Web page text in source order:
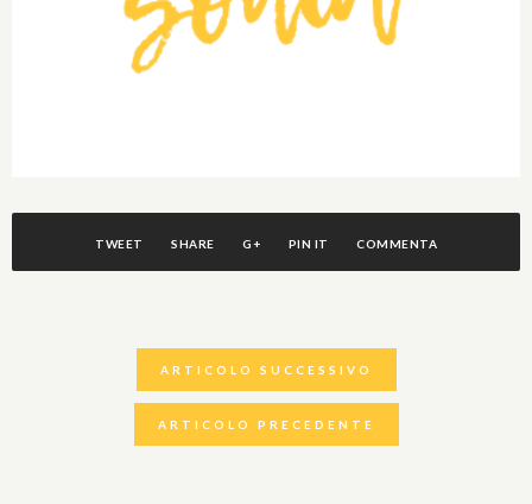
TWEET SHARE G+ PIN IT COMMENTA
ARTICOLO SUCCESSIVO
ARTICOLO PRECEDENTE